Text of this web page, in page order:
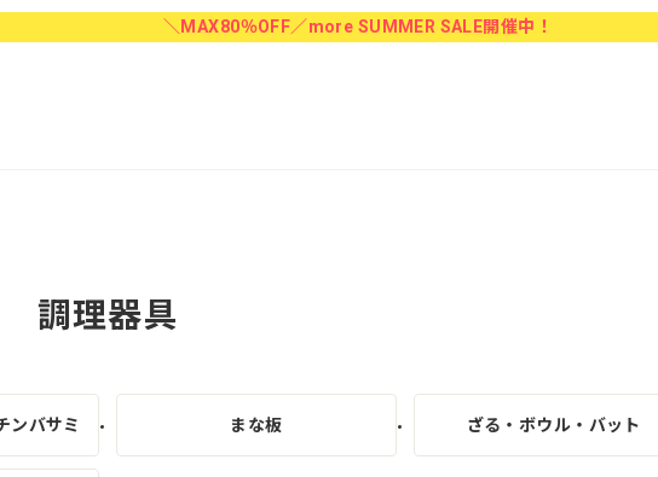
＼MAX80％OFF／more SUMMER SALE開催中！
調理器具
ンバサミ まな板 ざる・ボウル・バット